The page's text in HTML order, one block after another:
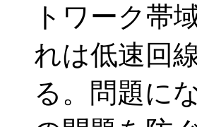
トワーク帯
れは低速回
る。問題に